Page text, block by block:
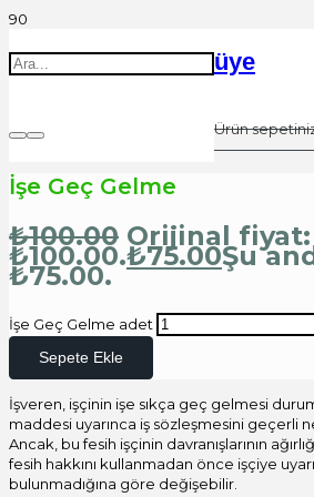
üye
Ürün
İşe Geç Gelme
₺100.00 Orijinal fiyat:
₺100.00.₺75.00Şu
₺75.00.
İşe Geç Gelme adet
Sepete Ekle
İşveren, işçinin işe sıkça geç gelmesi
maddesi uyarınca iş sözleşmesini geçerli
Ancak, bu fesih işçinin davranışlarının
fesih hakkını kullanmadan önce işçiye
bulunmadığına göre değişebilir.